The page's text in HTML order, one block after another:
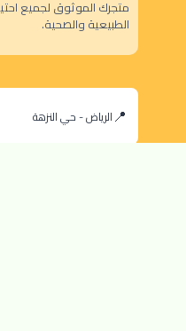
متجرك الموثوق لجميع
الطبيعية والصحية.
الرياض - حي النزهة